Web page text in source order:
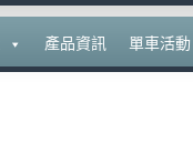
產品資訊 單車活動